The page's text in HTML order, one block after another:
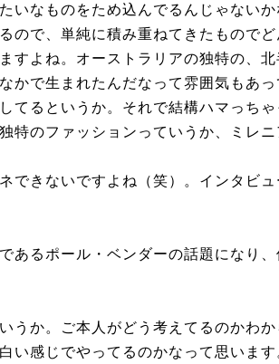
いなものをため込んでるんじゃない
ので、単純に積み重ねてきたもので
すよね。オーストラリアの独特の、北
かで生まれたんだなって雰囲気もあ
てるというか。それで結構ハマっちゃ
特のファッションっていうか、ミレ
できないですよね（笑）。インタビ
あるポール・ベンダーの話題になり
うか。ご本人がどう考えてるのかわ
い感じでやってるのかなって思いま